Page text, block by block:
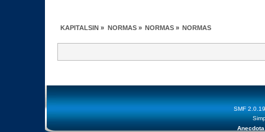
KAPITALSIN » NORMAS» NORMAS» NORMAS
SMF 2.0.19
Anecdota